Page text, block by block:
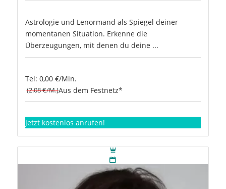
Astrologie und Lenormand als Spiegel deiner
momentanen Situation. Erkenne die
Überzeugungen, mit denen du deine ...
Tel: 0,00 €/Min.
(2.08 €/M.)Aus dem Festnetz*
Jetzt kostenlos anrufen!